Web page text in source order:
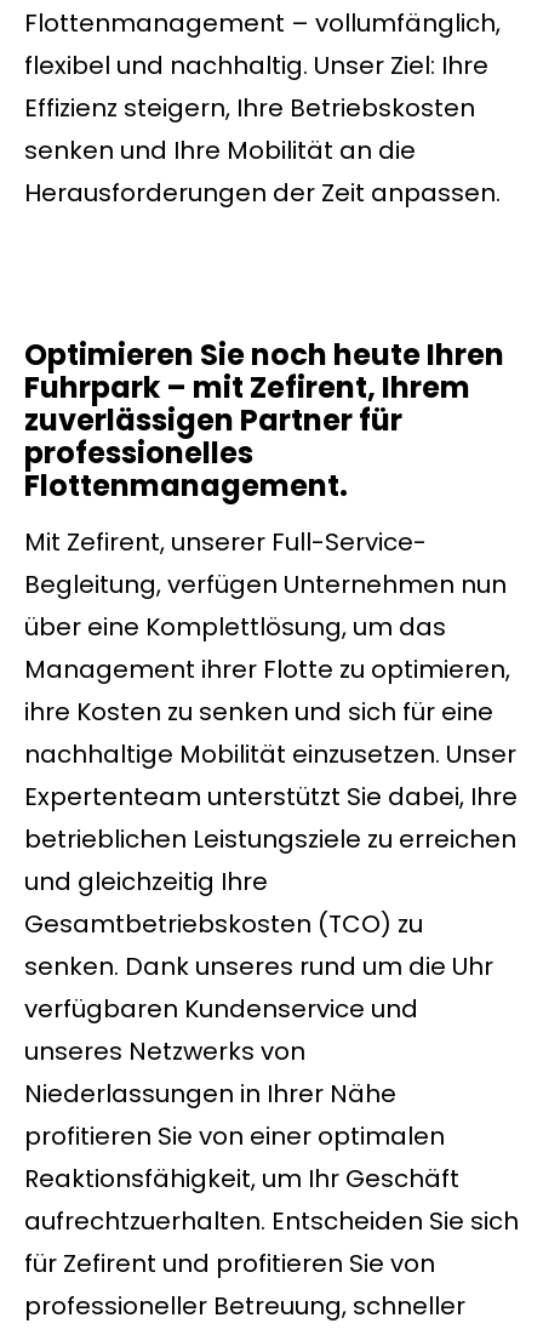
Flottenmanagement – vollumfänglich,
flexibel und nachhaltig. Unser Ziel: Ihre
Effizienz steigern, Ihre Betriebskosten
senken und Ihre Mobilität an die
Herausforderungen der Zeit anpassen.
Optimieren Sie noch heute Ihren
Fuhrpark – mit Zefirent, Ihrem
zuverlässigen Partner für
professionelles
Flottenmanagement.
Mit Zefirent, unserer Full-Service-
Begleitung, verfügen Unternehmen nun
über eine Komplettlösung, um das
Management ihrer Flotte zu optimieren,
ihre Kosten zu senken und sich für eine
nachhaltige Mobilität einzusetzen. Unser
Expertenteam unterstützt Sie dabei, Ihre
betrieblichen Leistungsziele zu erreichen
und gleichzeitig Ihre
Gesamtbetriebskosten (TCO) zu
senken. Dank unseres rund um die Uhr
verfügbaren Kundenservice und
unseres Netzwerks von
Niederlassungen in Ihrer Nähe
profitieren Sie von einer optimalen
Reaktionsfähigkeit, um Ihr Geschäft
aufrechtzuerhalten. Entscheiden Sie sich
für Zefirent und profitieren Sie von
professioneller Betreuung, schneller